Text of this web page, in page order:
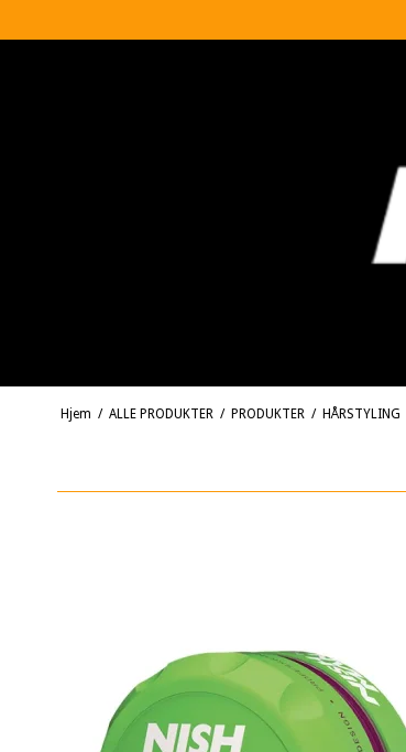
Hjem / ALLE PRODUKTER / PRODUKTER / HÅRSTYLING